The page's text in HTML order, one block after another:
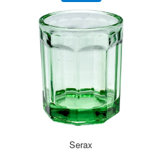
Serax